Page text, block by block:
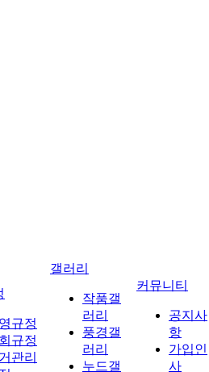
규정
규정
관리
갤러리
작품갤
러리
풍경갤
러리
누드갤
커뮤니티
공지사
항
가입인
사